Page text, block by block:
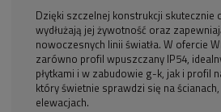
Dzięki szczelnej konstrukcji skutecznie
wydłużają jej żywotność oraz
nowoczesnych linii światła. W ofercie
zarówno profil wpuszczany IP54,
płytkami i w zabudowie g-k, jak i profil
który świetnie sprawdzi się na
elewacjach.